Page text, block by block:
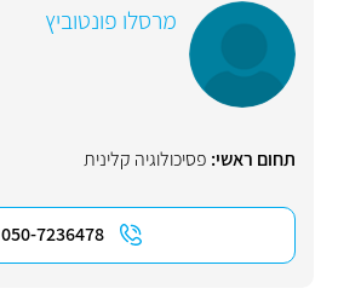
מרסלו פונטוביץ
תחום ראשי: פסיכולוגיה קלינית
050-7236478